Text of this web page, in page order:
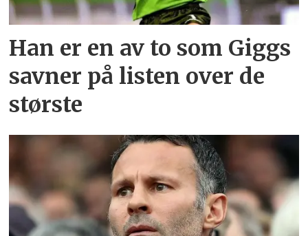
Han er en av to som Giggs
savner på listen over de
største